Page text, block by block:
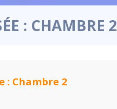
: CHAMBRE 2
: Chambre 2